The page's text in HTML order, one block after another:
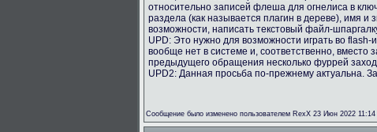
относительно записей флеша для огнелиса в
раздела (как называется плагин в дереве), имя
возможности, написать текстовый файл-
UPD: Это нужно для возможности играть во flash-
вообще нет в системе и, соответственно, вместо
предыдущего обращения несколько фуррей
UPD2: Данная просьба по-прежнему актуальна.
Сообщение было изменено пользователем RexX 23 Июн 2022 11:14